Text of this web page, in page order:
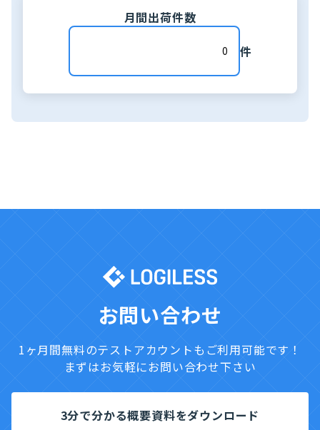
月間出荷件数
件
単価 数量
料金
0円
お問い合わせ
1ヶ月間無料のテストアカウントもご利用可能です！
まずはお気軽にお問い合わせ下さい
3分で分かる概要資料をダウンロード